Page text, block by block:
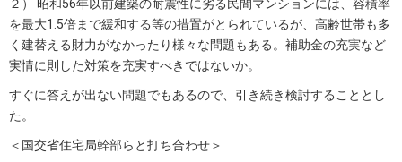
２） 昭和56年以前建築の耐震性に劣る民間マンションには、容積率
を最大1.5倍まで緩和する等の措置がとられているが、高齢世帯も多
く建替える財力がなかったり様々な問題もある。補助金の充実など
実情に則した対策を充実すべきではないか。
すぐに答えが出ない問題でもあるので、引き続き検討することとし
た。
＜国交省住宅局幹部らと打ち合わせ＞